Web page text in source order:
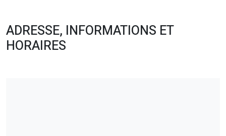
ADRESSE, INFORMATIONS ET
HORAIRES